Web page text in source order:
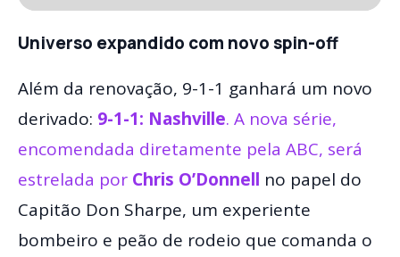
Universo expandido com novo spin-off
Além da renovação, 9-1-1 ganhará um novo
derivado: 9-1-1: Nashville. A nova série,
encomendada diretamente pela ABC, será
estrelada por Chris O’Donnell no papel do
Capitão Don Sharpe, um experiente
bombeiro e peão de rodeio que comanda o